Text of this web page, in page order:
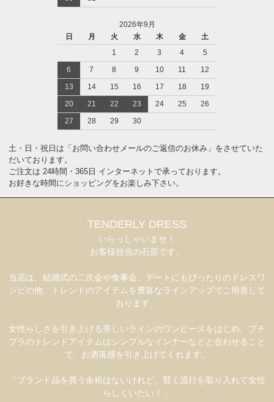
2026年9月
日
月 火 水 木 金
土
1
2 3 4
5
6
7 8 9 10 11
12
13
14 15 16 17 18
19
20
21 22 23 24 25
26
27
28 29 30
土・日・祝日は「お問い合わせメールのご返信のお休み」をさせていた
だいております。
ご注文は 24時間・365日 インターネットで承っております。
お好きな時間にショッピングをお楽しみ下さい。
TENDERLY DRESS
いらっしゃいませ！
お客様担当の石原です。
当店は、結婚式の二次会や食事会、デートにもぴったりのドレスワ
ンピの他、トレンドのアイテムを豊富なラインアップでご用意して
おります。
女性らしさを引き上げる美しいラインのワンピースをはじめ、プチ
プラのトレンドアイテムはシンプルなインナーなどと合わせること
で、お洒落感を引き上げてくれます。
「ブランド品を買う余裕はないけれど、賢く流行を取り入れて女性
らしくいたい！」